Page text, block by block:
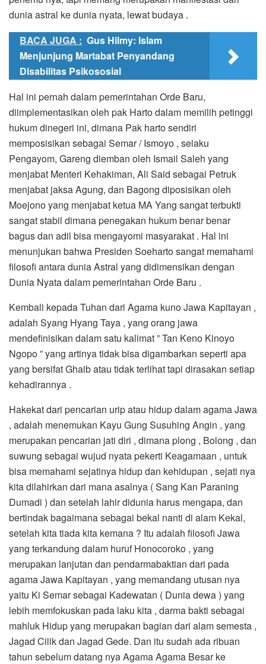
dunia astral ke dunia nyata, lewat budaya .
BACA JUGA : Gus Hilmy: Islam
Menjunjung Martabat Penyandang
Disabilitas Psikososial
Hal ini pernah dalam pemerintahan Orde Baru,
diimplementasikan oleh pak Harto dalam memilih petinggi
hukum dinegeri ini, dimana Pak harto sendiri
memposisikan sebagai Semar / Ismoyo , selaku
Pengayom, Gareng diemban oleh Ismail Saleh yang
menjabat Menteri Kehakiman, Ali Said sebagai Petruk
menjabat jaksa Agung, dan Bagong diposisikan oleh
Moejono yang menjabat ketua MA Yang sangat terbukti
sangat stabil dimana penegakan hukum benar benar
bagus dan adil bisa mengayomi masyarakat . Hal ini
menunjukan bahwa Presiden Soeharto sangat memahami
filosofi antara dunia Astral yang didimensikan dengan
Dunia Nyata dalam pemerintahan Orde Baru .
Kembali kepada Tuhan dari Agama kuno Jawa Kapitayan ,
adalah Syang Hyang Taya , yang orang jawa
mendefinisikan dalam satu kalimat ” Tan Keno Kinoyo
Ngopo ” yang artinya tidak bisa digambarkan seperti apa
yang bersifat Ghaib atau tidak terlihat tapi dirasakan setiap
kehadirannya .
Hakekat dari pencarian urip atau hidup dalam agama Jawa
, adalah menemukan Kayu Gung Susuhing Angin , yang
merupakan pencarian jati diri , dimana plong , Bolong , dan
suwung sebagai wujud nyata pekerti Keagamaan , untuk
bisa memahami sejatinya hidup dan kehidupan , sejati nya
kita dilahirkan dari mana asalnya ( Sang Kan Paraning
Dumadi ) dan setelah lahir didunia harus mengapa, dan
bertindak bagaimana sebagai bekal nanti di alam Kekal,
setelah kita tiada kita kemana ? Itu adalah filosofi Jawa
yang terkandung dalam huruf Honocoroko , yang
merupakan lanjutan dan pendarmabaktian dari pada
agama Jawa Kapitayan , yang memandang utusan nya
yaitu Ki Semar sebagai Kadewatan ( Dunia dewa ) yang
lebih memfokuskan pada laku kita , darma bakti sebagai
mahluk Hidup yang merupakan bagian dari alam semesta ,
Jagad Cilik dan Jagad Gede. Dan itu sudah ada ribuan
tahun sebelum datang nya Agama Agama Besar ke